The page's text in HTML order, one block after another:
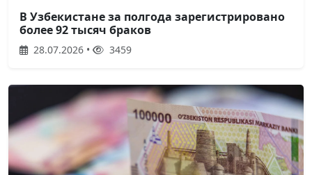
В Узбекистане за полгода зарегистрировано
более 92 тысяч браков
28.07.2026 • 3459